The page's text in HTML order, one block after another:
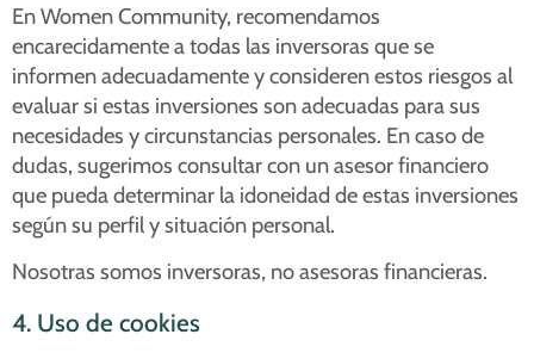
En Women Community, recomendamos
encarecidamente a todas las inversoras que se
informen adecuadamente y consideren estos riesgos al
evaluar si estas inversiones son adecuadas para sus
necesidades y circunstancias personales. En caso de
dudas, sugerimos consultar con un asesor financiero
que pueda determinar la idoneidad de estas inversiones
según su perfil y situación personal.
Nosotras somos inversoras, no asesoras financieras.
4. Uso de cookies